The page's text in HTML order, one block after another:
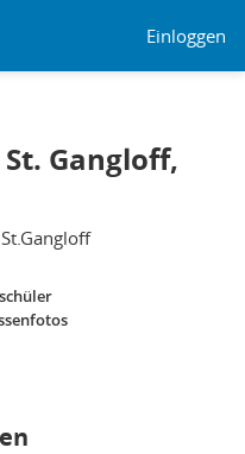
Einloggen
Gangloff,